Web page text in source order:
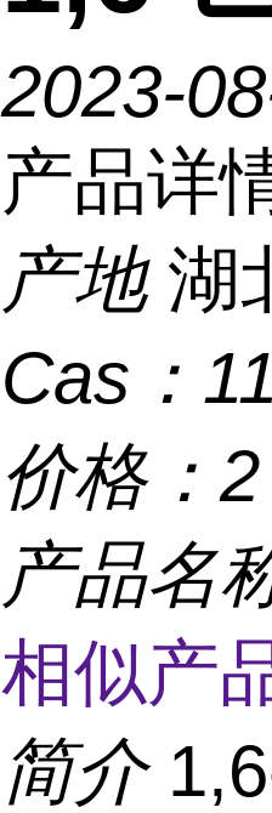
2023-
产品详
产地 湖
Cas：
价格： 2
产品名
相似产
简介